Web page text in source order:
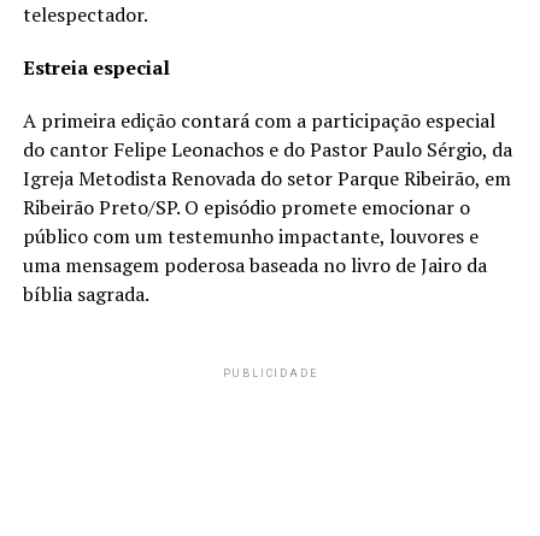
telespectador.
Estreia especial
A primeira edição contará com a participação especial
do cantor Felipe Leonachos e do Pastor Paulo Sérgio, da
Igreja Metodista Renovada do setor Parque Ribeirão, em
Ribeirão Preto/SP. O episódio promete emocionar o
público com um testemunho impactante, louvores e
uma mensagem poderosa baseada no livro de Jairo da
bíblia sagrada.
PUBLICIDADE